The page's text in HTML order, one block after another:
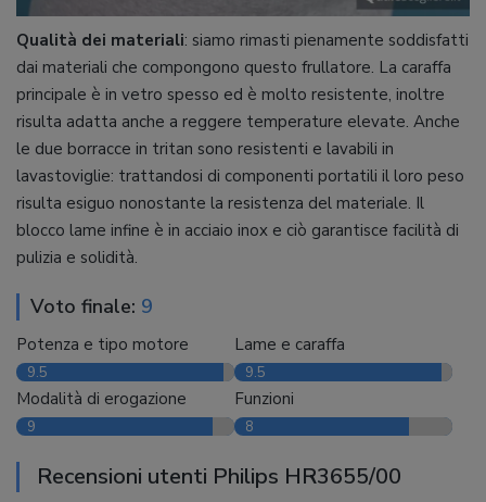
Qualità dei materiali: siamo rimasti pienamente soddisfatti
dai materiali che compongono questo frullatore. La caraffa
principale è in vetro spesso ed è molto resistente, inoltre
risulta adatta anche a reggere temperature elevate. Anche
le due borracce in tritan sono resistenti e lavabili in
lavastoviglie: trattandosi di componenti portatili il loro peso
risulta esiguo nonostante la resistenza del materiale. Il
blocco lame infine è in acciaio inox e ciò garantisce facilità di
pulizia e solidità.
Voto finale: 9
Potenza e tipo motore
9.5
Lame e caraffa
9.5
Modalità di erogazione
9
Funzioni
8
Recensioni utenti Philips HR3655/00